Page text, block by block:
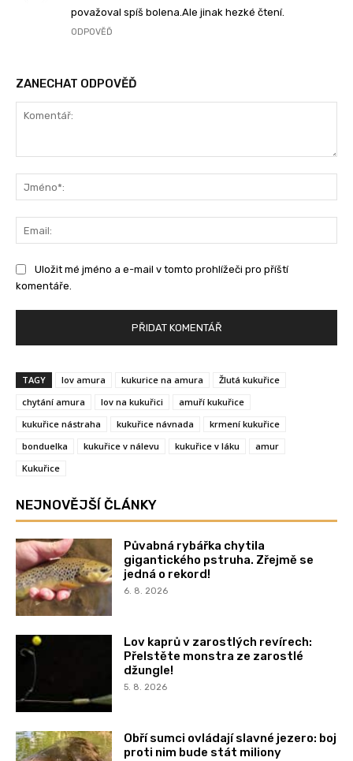
považoval spíš bolena.Ale jinak hezké čtení.
ODPOVĚĎ
ZANECHAT ODPOVĚĎ
Uložit mé jméno a e-mail v tomto prohlížeči pro příští
komentáře.
TAGY lov amura kukurice na amura
Žlutá kukuřice
chytání amura
lov na kukuřici
amuří kukuřice
kukuřice nástraha
kukuřice návnada
krmení kukuřice
bonduelka
kukuřice v nálevu kukuřice v láku
amur
Kukuřice
NEJNOVĚJŠÍ ČLÁNKY
Půvabná rybářka chytila
gigantického pstruha. Zřejmě se
jedná o rekord!
6. 8. 2026
Lov kaprů v zarostlých revírech:
Přelstěte monstra ze zarostlé
džungle!
5. 8. 2026
Obří sumci ovládají slavné jezero: boj
proti nim bude stát miliony